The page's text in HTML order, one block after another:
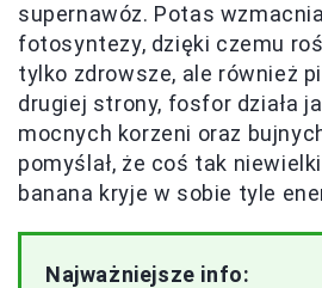
supernawóz. Potas
fotosyntezy, dzięki czemu
tylko zdrowsze, ale również
drugiej strony, fosfor działa
mocnych korzeni oraz
pomyślał, że coś tak
banana kryje w sobie tyle
Najważniejsze info: